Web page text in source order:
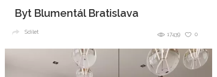
Byt Blumentál Bratislava
0
17439
Sdílet